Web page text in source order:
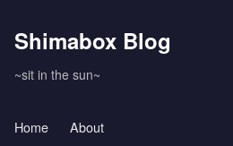
Shimabox Blog
~sit in the sun~
Home About